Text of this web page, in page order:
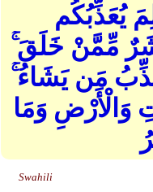
يُعَذِّبُكُم
مِّمَّنْ خَلَقَ
مَن يَشَاءُ
وَالْأَرْضِ وَمَا
Swahili